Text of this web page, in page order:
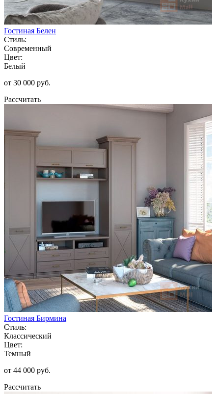
Гостиная Белен
Стиль:
Современный
Цвет:
Белый
от 30 000 руб.
Рассчитать
Гостиная Бирмина
Стиль:
Классический
Цвет:
Темный
от 44 000 руб.
Рассчитать